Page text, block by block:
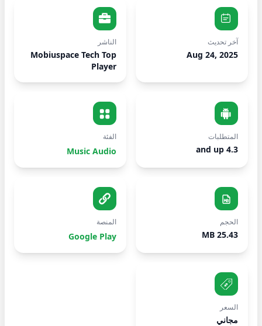
آخر تحديث
Aug 24, 2025
الناشر
Mobiuspace Tech Top
Player
المتطلبات
4.3 and up
الفئة
Music Audio
الحجم
25.43 MB
المنصة
Google Play
السعر
مجاني